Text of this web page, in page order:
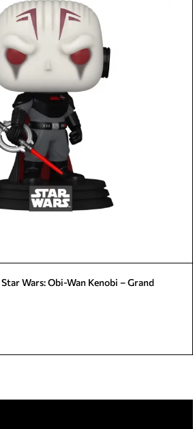
Wars: Obi-Wan Kenobi – Grand